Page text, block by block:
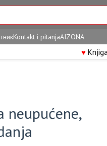
Kontakt i pitanjaAIZONA
♥
neupućene,